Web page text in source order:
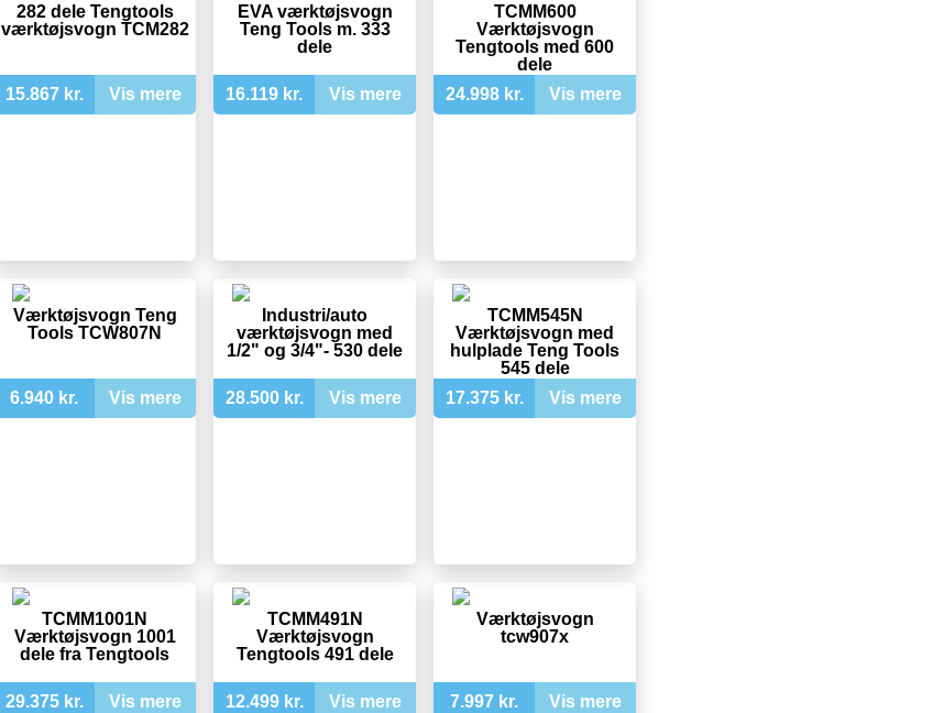
282 dele Tengtools
værktøjsvogn TCM282
15.867 kr. Vis mere
EVA værktøjsvogn
Teng Tools m. 333
dele
16.119 kr. Vis mere
TCMM600
Værktøjsvogn
Tengtools med 600
dele
24.998 kr.
Vis mere
Værktøjsvogn Teng
Tools TCW807N
6.940 kr. Vis mere
Industri/auto
værktøjsvogn med
1/2" og 3/4"- 530 dele
28.500 kr. Vis mere
TCMM545N
Værktøjsvogn med
hulplade Teng Tools
545 dele
17.375 kr.
Vis mere
TCMM1001N
Værktøjsvogn 1001
dele fra Tengtools
29.375 kr. Vis mere
TCMM491N
Værktøjsvogn
Tengtools 491 dele
12.499 kr. Vis mere
Værktøjsvogn
tcw907x
7.997 kr. Vis mere